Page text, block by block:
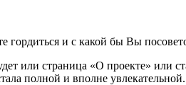
и с какой бы Вы
или страница «О проекте»
полной и вполне увлекательной.